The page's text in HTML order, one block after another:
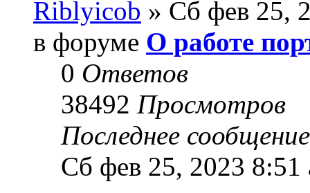
Riblyicob » Сб фев 25,
в форуме О работе
0 Ответов
38492 Просмотров
Последнее
Сб фев 25, 2023 8:51